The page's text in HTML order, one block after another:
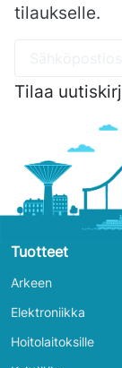
tilaukselle.
Tilaa
Tuotteet
Arkeen
Elektroniikka
Hoitolaitoksille